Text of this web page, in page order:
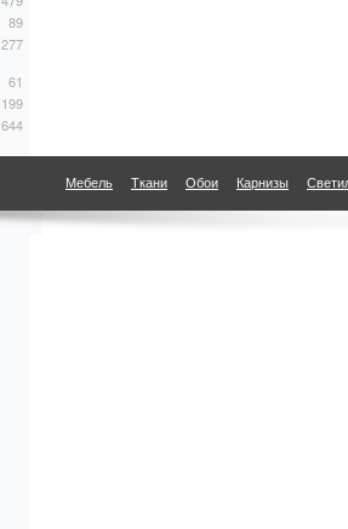
89
277
61
199
644
Мебель Ткани Обои Карнизы